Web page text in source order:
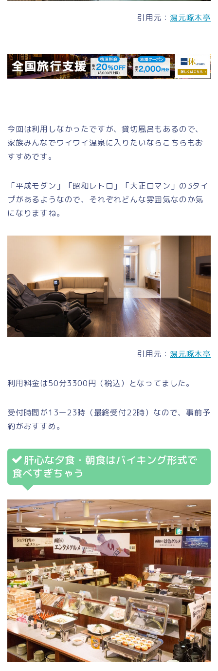
引用元： 湯元啄木亭
今回は利用しなかったですが、貸切風呂もあるので、
家族みんなでワイワイ温泉に入りたいならこちらもお
すすめです。
「平成モダン」「昭和レトロ」「大正ロマン」の3タイ
プがあるようなので、それぞれどんな雰囲気なのか気
になりますね。
引用元： 湯元啄木亭
利用料金は50分3300円（税込）となってました。
受付時間が13ー23時（最終受付22時）なので、事前予
約がおすすめ。
肝心な夕食・朝食はバイキング形式で
食べすぎちゃう